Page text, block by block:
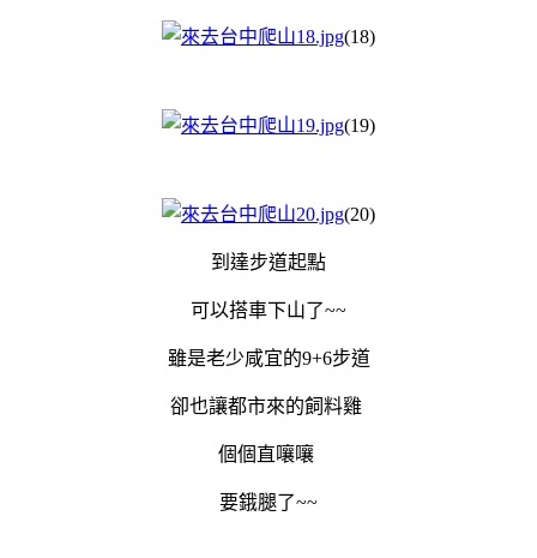
(18)
(19)
(20)
到達步道起點
可以搭車下山了~~
雖是老少咸宜的9+6步道
卻也讓都市來的飼料雞
個個直嚷嚷
要鋨腿了~~